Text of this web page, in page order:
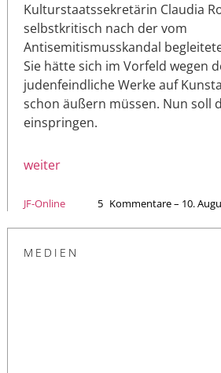
Kulturstaatssekretärin Claudia
selbstkritisch nach der vom
Antisemitismusskandal
Sie hätte sich im Vorfeld wegen
judenfeindliche Werke auf
schon äußern müssen. Nun soll
einspringen.
weiter
JF-Online 5 Kommentare – 10.
MEDIEN